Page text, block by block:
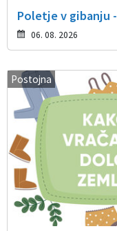
Poletje v gibanju
06. 08. 2026
Postojna